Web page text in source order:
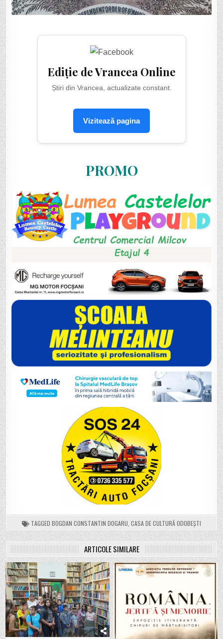
Ediție de Vrancea Online
Știri din Vrancea, actualizate constant.
Vizitează pagina
PROMO
TAGGED BOGDAN CONSTANTIN DOGARU, CASA DE CULTURĂ ODOBEȘTI
ARTICOLE SIMILARE